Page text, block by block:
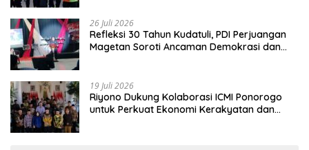
26 Juli 2026
Refleksi 30 Tahun Kudatuli, PDI Perjuangan
Magetan Soroti Ancaman Demokrasi dan
19 Juli 2026
Riyono Dukung Kolaborasi ICMI Ponorogo
untuk Perkuat Ekonomi Kerakyatan dan